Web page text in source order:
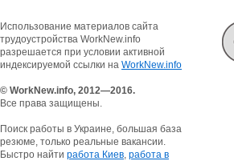
Использование материалов сайта
трудоустройства WorkNew.info
разрешается при условии активной
индексируемой ссылки на WorkNew.info
© WorkNew.info, 2012—2016.
Все права защищены.
Поиск работы в Украине, большая база
резюме, только реальные вакансии.
Быстро найти работа Киев, работа в